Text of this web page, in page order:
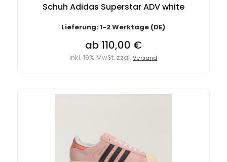
Schuh Adidas Superstar ADV white
Lieferung: 1-2 Werktage (DE)
ab 110,00 €
inkl. 19% MwSt. zzgl.Versand